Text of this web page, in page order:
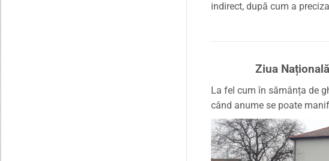
indirect, după cum a
Ziua
La fel cum în sămânța de
când anume se poate